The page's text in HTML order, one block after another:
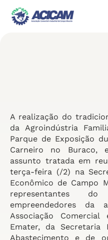
A realização do
da Agroindústria
Parque de Exposição
Carneiro no
assunto tratada em
terça-feira (/2) na
Econômico de Campo
representantes
empreendedores da
Associação
Emater, da Secretaria
Abastecimento e de